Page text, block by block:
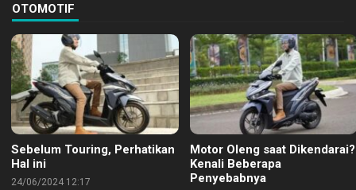
OTOMOTIF
Sebelum Touring, Perhatikan
Hal ini
24/06/2024 12:17
Motor Oleng saat Dikendarai?
Kenali Beberapa
Penyebabnya